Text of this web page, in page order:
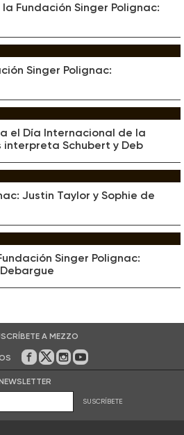
Fundación Singer Polignac:
Singer Polignac:
el Día Internacional de la
interpreta Schubert y Deb
Justin Taylor y Sophie de
Singer Polignac:
A MEZZO
En Facebook
En Twitter
En Instagram
En Youtube
SUSCRÍBETE